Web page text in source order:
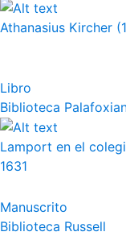
Athanasius Kircher
Libro
Biblioteca
Lamport en el
1631
Manuscrito
Biblioteca Russell